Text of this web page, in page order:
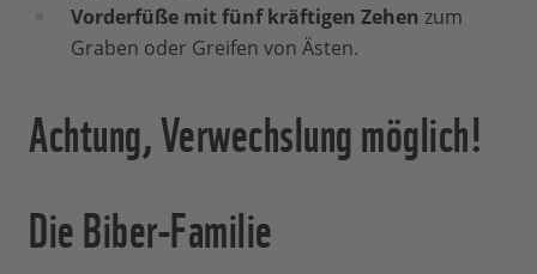
Vorderfüße mit fünf kräftigen Zehen zum
Graben oder Greifen von Ästen.
Achtung, Verwechslung möglich!
Die Biber-Familie